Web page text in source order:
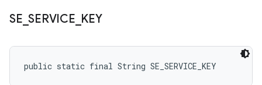
SE _SERVICE KEY
public static final String SE_SERVICE_KEY